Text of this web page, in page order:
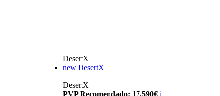
DesertX
new DesertX
DesertX
PVP Recomendado: 17.590€ i